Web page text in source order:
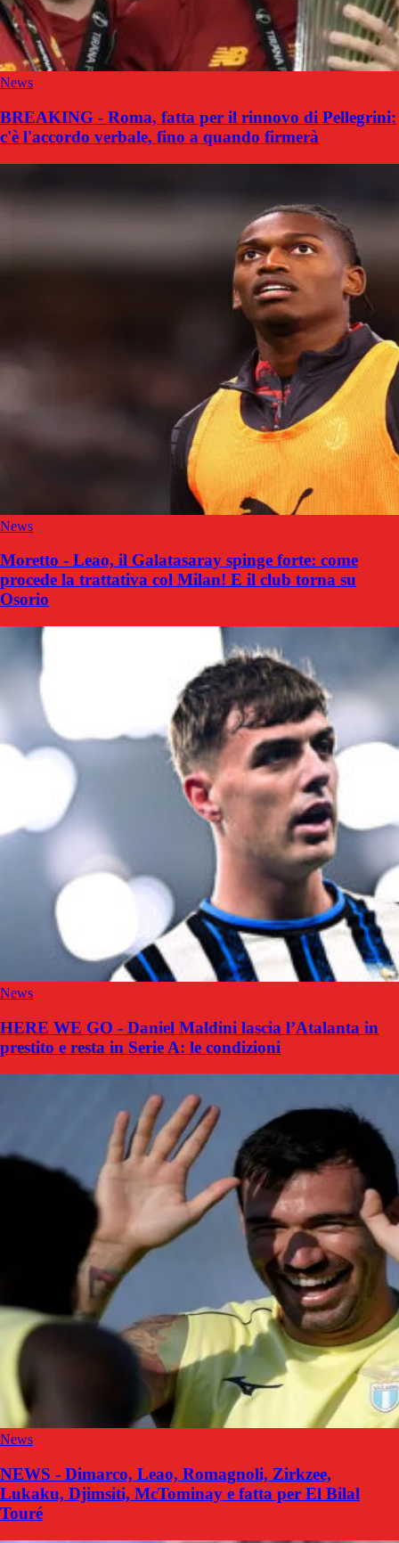
News
BREAKING - Roma, fatta per il rinnovo di Pellegrini:
c'è l'accordo verbale, fino a quando firmerà
News
Moretto - Leao, il Galatasaray spinge forte: come
procede la trattativa col Milan! E il club torna su
Osorio
News
HERE WE GO - Daniel Maldini lascia l’Atalanta in
prestito e resta in Serie A: le condizioni
News
NEWS - Dimarco, Leao, Romagnoli, Zirkzee,
Lukaku, Djimsiti, McTominay e fatta per El Bilal
Touré